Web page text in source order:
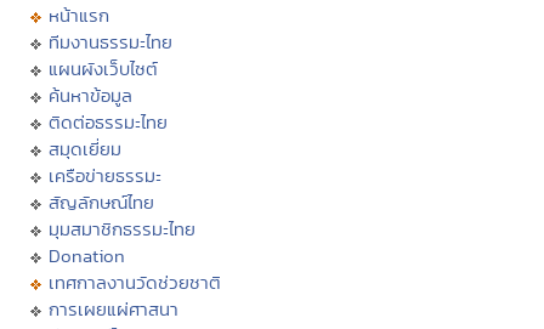
หน้าแรก
ทีมงานธรรมะไทย
แผนผังเว็บไซต์
ค้นหาข้อมูล
ติดต่อธรรมะไทย
สมุดเยี่ยม
เครือข่ายธรรมะ
สัญลักษณ์ไทย
มุมสมาชิกธรรมะไทย
Donation
เทศกาลงานวัดช่วยชาติ
การเผยแผ่ศาสนา